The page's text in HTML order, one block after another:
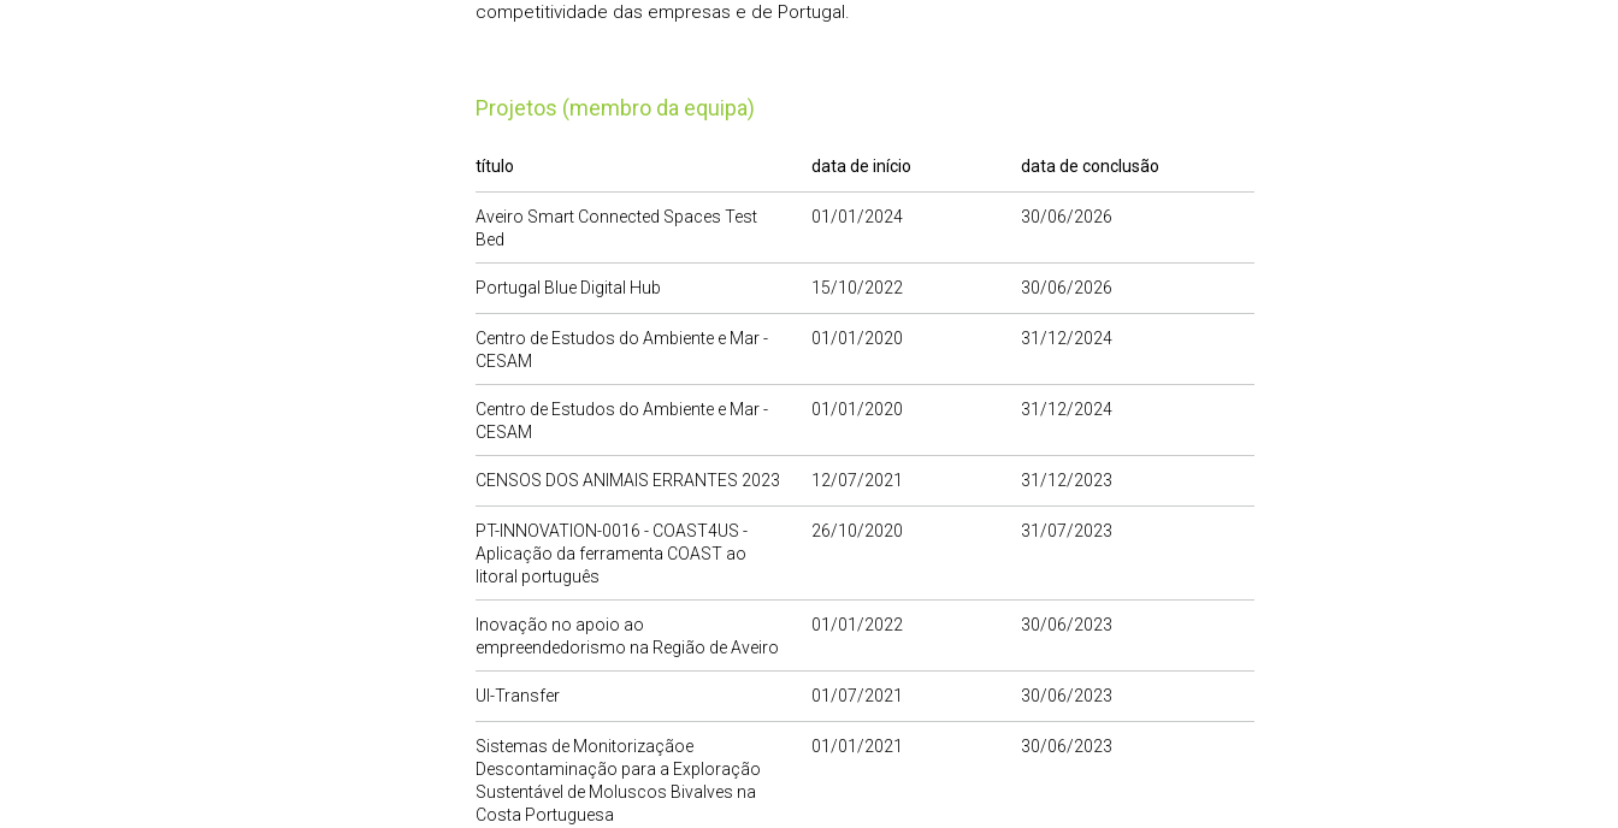
competitividade das empresas e de Portugal.
Projetos (membro da equipa)
título data de início data de conclusão
Aveiro Smart Connected Spaces Test
Bed
01/01/2024 30/06/2026
Portugal Blue Digital Hub 15/10/2022 30/06/2026
Centro de Estudos do Ambiente e Mar -
CESAM
01/01/2020 31/12/2024
Centro de Estudos do Ambiente e Mar -
CESAM
01/01/2020 31/12/2024
CENSOS DOS ANIMAIS ERRANTES 2023 12/07/2021 31/12/2023
PT-INNOVATION-0016 - COAST4US -
Aplicação da ferramenta COAST ao
litoral português
26/10/2020 31/07/2023
Inovação no apoio ao
empreendedorismo na Região de Aveiro
01/01/2022 30/06/2023
UI-Transfer 01/07/2021 30/06/2023
Sistemas de Monitorizaçãoe
Descontaminação para a Exploração
Sustentável de Moluscos Bivalves na
Costa Portuguesa
01/01/2021 30/06/2023